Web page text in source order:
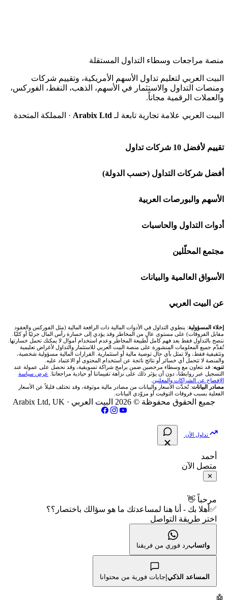
منصة مراجعات وسطاء التداول المستقلة
البيت العربي لتعليم تداول الأسهم الأمريكية، وتقييم شركات
ومنصات التداول والاستثمار في الأسهم، الذهب، النفط، الفوركس،
والعملات الرقمية مجاناً.
البيت العربي علامة تجارية تابعة لـ Arabix Ltd · المملكة المتحدة
تقييم لأفضل 10 شركات تداول
شركة Capital.com
افاتريد AvaTrade
اكسنس Exness
منصة بينانس
اكس تي بي XTB
انتراكتيف بروكرز IBKR
أفضل شركات التداول (حسب الدولة)
شركات تداول في السعودية
شركات تداول في الإمارات
شركات تداول في الكويت
شركات تداول في قطر
شركات تداول في الأردن
شركات تداول في العراق
شركات تداول في فلسطين
الأسهم والبورصات العربية
🌍 كل البورصات العربية
🇸🇦 السوق السعودية
🇦🇪 أسواق الإمارات
🇪🇬 البورصة المصرية
🇶🇦 بورصة قطر
🇯🇴 بورصة عمّان
🇧🇭 بورصة البحرين
فلتر الأسهم الشرعي
📋 جميع الأسهم
🕌 الأسهم الحلال
👨‍🏫 العلماء والهيئات الشرعية
أدوات التداول والحاسبات
🕌 حاسبة الزكاة
💱 محول العملات
🧮 حاسبة حجم اللوت
📊 حاسبة قيمة النقطة
💰 حاسبة ربح الفوركس
📌 حاسبة النقاط المحورية
📏 حاسبة حجم المركز
📈 حاسبة عائد التداول
📊 حاسبة الربح التراكمي
🧮 حاسبة متوسط سعر السهم
📅 التقويم الاقتصادي
🕐 أوقات عمل السوق
مجتمع المحلّلين
🧱 حائط المجتمع
🏆 لوحة المحلّلين
✍️ اكتب تحليلك
الأسواق العالمية والبيانات
🌐 المؤشرات العالمية
🥇 سعر الذهب اليوم
🥇 أسعار الذهب والمعادن
💱 أسعار العملات والفوركس
💵 سعر الريال السعودي في مصر
📅 المؤشرات الاقتصادية
عن البيت العربي
من نحن
تواصل معنا
فريق المؤلفين
مقالات تعليمية
سياسة تقييم الشركات
الإبلاغ عن شركة نصابة
شروط الاستخدام
سياسة الخصوصية
إخلاء المسؤولية: ينطوي التداول في الأدوات المالية ذات الرافعة المالية (مثل الفوركس والعقود
مقابل الفروقات) على مستوى عالٍ من المخاطر وقد يؤدي إلى خسارة رأس المال جزئيًا أو كليًا.
ننصح بالتداول فقط بعد فهم كامل لطبيعة المخاطر وعدم استخدام أموال لا يمكنك تحمل خسارتها.
تُقدَّم جميع المعلومات المنشورة على منصة البيت العربي للاستثمار والتداول لأغراض تعليمية
وتثقيفية فقط، ولا تمثل بأي حال توصية مالية أو استثمارية. القرارات المالية مسؤولية شخصية،
والمنصة لا تتحمل أي خسائر أو نتائج ناتجة عن استخدام المحتوى أو الاعتماد عليه.
تنويه: قد نتعاون مع وسطاء مرخصين ضمن برامج شراكة تسويقية، وقد نحصل على عمولة عند
التسجيل عبر روابطنا، دون أن يؤثر ذلك على نزاهة تقييماتنا أو حيادية مراجعاتنا. عرض سياسة
الإفصاح عن الشراكات والمعلنين
مصادر البيانات: تُحدَّث الأسعار والبيانات من مصادر مالية موثوقة، وقد تختلف قليلاً عن الأسعار
الفعلية بسبب فروقات التوقيت أو مزوّدي البيانات.
جميع الحقوق محفوظة © 2026 البيت العربي · Arabix Ltd, UK
تداول الآن
أحمد
متصل الآن
✕
مرحباً 👋
✅أهلا بك - أنا هنا لمساعدتك ما هو سؤالك باختصار؟؟
اختر طريقة التواصل
واتسابرد فوري من فريقنا
المساعد الذكي إجابات فورية من محتوانا
🤖